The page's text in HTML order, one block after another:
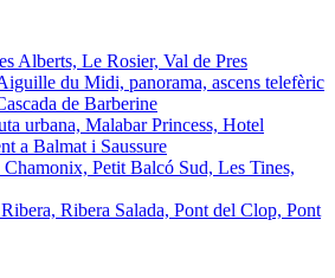
Alberts, Le Rosier, Val de Pres
du Midi, panorama, ascens telefèric
de Barberine
urbana, Malabar Princess, Hotel
a Balmat i Saussure
Petit Balcó Sud, Les Tines,
Ribera Salada, Pont del Clop, Pont